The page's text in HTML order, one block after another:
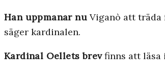
Han uppmanar nu Viganò att träda
säger kardinalen.
Kardinal Oellets brevfinns att läsa